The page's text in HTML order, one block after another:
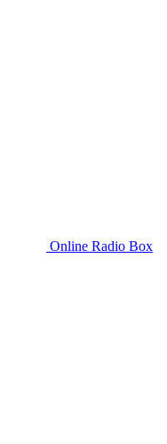
Online Radio Box